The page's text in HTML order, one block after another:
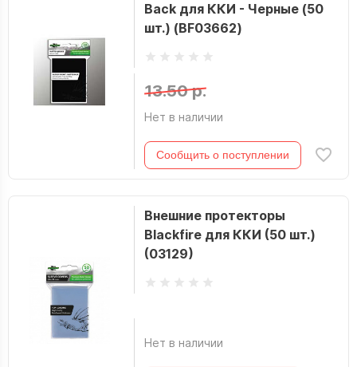
Back для ККИ - Черные (50
шт.) (BF03662)
13.50 р.
Нет в наличии
Сообщить о поступлении
Внешние протекторы
Blackfire для ККИ (50 шт.)
(03129)
Нет в наличии